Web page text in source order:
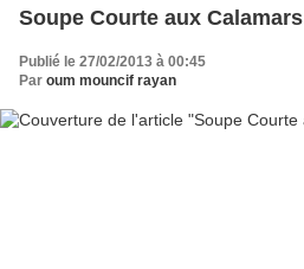
Soupe Courte aux Calamars
Publié le 27/02/2013 à 00:45
Par oum mouncif rayan